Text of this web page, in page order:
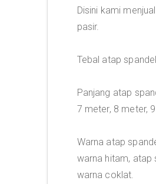
Disini kami
pasir.
Tebal atap
Panjang atap
7 meter, 8 meter,
Warna atap
warna hitam, atap
warna coklat.